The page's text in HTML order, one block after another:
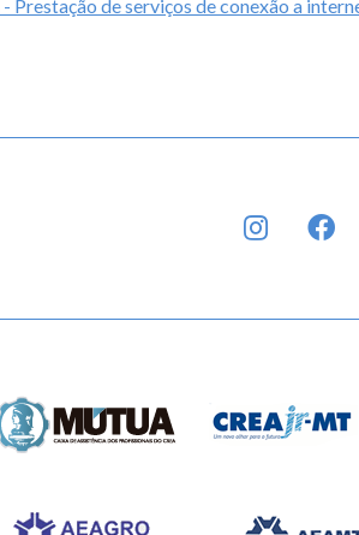
Prestação de serviços de conexão a
INSTAGRAM